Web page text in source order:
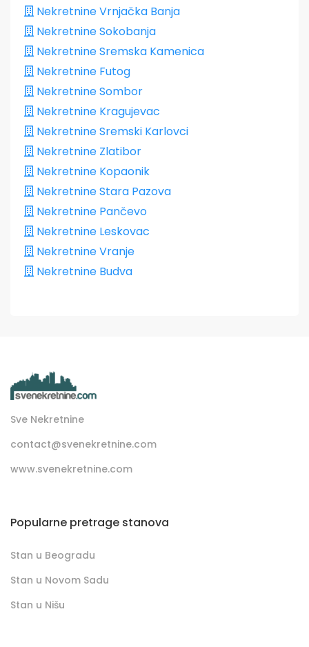
Nekretnine Vrnjačka Banja
Nekretnine Sokobanja
Nekretnine Sremska Kamenica
Nekretnine Futog
Nekretnine Sombor
Nekretnine Kragujevac
Nekretnine Sremski Karlovci
Nekretnine Zlatibor
Nekretnine Kopaonik
Nekretnine Stara Pazova
Nekretnine Pančevo
Nekretnine Leskovac
Nekretnine Vranje
Nekretnine Budva
Sve Nekretnine
contact@svenekretnine.com
www.svenekretnine.com
Popularne pretrage stanova
Stan u Beogradu
Stan u Novom Sadu
Stan u Nišu